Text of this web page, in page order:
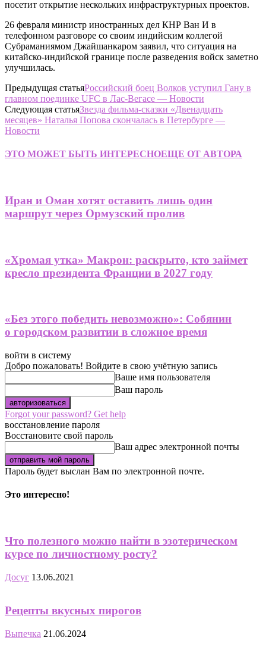
посетит открытие нескольких инфраструктурных проектов.
26 февраля министр иностранных дел КНР Ван И в
телефонном разговоре со своим индийским коллегой
Субраманиямом Джайшанкаром заявил, что ситуация на
китайско-индийской границе после разведения войск заметно
улучшилась.
Предыдущая статьяРоссийский боец Волков уступил Гану в
главном поединке UFC в Лас-Вегасе — Новости
Следующая статьяЗвезда фильма-сказки «Двенадцать
месяцев» Наталья Попова скончалась в Петербурге —
Новости
ЭТО МОЖЕТ БЫТЬ ИНТЕРЕСНОЕЩЕ ОТ АВТОРА
Иран и Оман хотят оставить лишь один
маршрут через Ормузский пролив
«Хромая утка» Макрон: раскрыто, кто займет
кресло президента Франции в 2027 году
«Без этого победить невозможно»: Собянин
о городском развитии в сложное время
войти в систему
Добро пожаловать! Войдите в свою учётную запись
Ваше имя пользователя
Ваш пароль
Forgot your password? Get help
восстановление пароля
Восстановите свой пароль
Ваш адрес электронной почты
Пароль будет выслан Вам по электронной почте.
Это интересно!
Что полезного можно найти в эзотерическом
курсе по личностному росту?
Досуг 13.06.2021
Рецепты вкусных пирогов
Выпечка 21.06.2024